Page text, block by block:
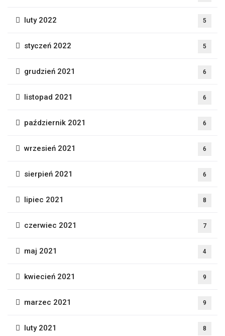
luty 2022 5
styczeń 2022 5
grudzień 2021 6
listopad 2021 6
październik 2021 6
wrzesień 2021 6
sierpień 2021 6
lipiec 2021 8
czerwiec 2021 7
maj 2021 4
kwiecień 2021 9
marzec 2021 9
luty 2021 8